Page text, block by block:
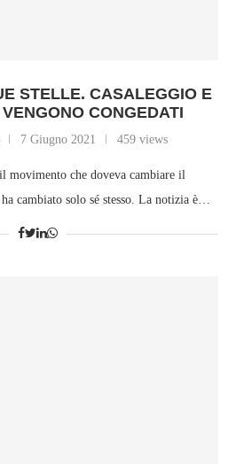
STELLE. CASALEGGIO E
CONGEDATI
7 Giugno 2021 459 views
movimento che doveva cambiare il
cambiato solo sé stesso. La notizia è…